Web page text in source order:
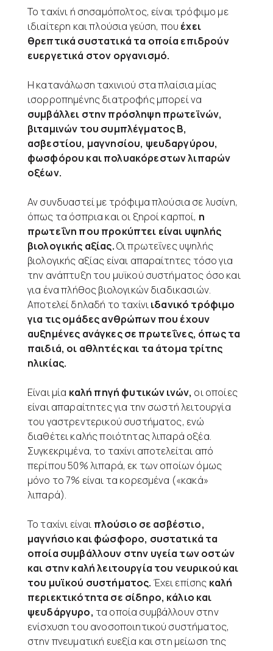
Το ταχίνι ή σησαμόπολτος, είναι τρόφιμο με
ιδιαίτερη και πλούσια γεύση, που έχει
θρεπτικά συστατικά τα οποία επιδρούν
ευεργετικά στον οργανισμό.
Η κατανάλωση ταχινιού στα πλαίσια μίας
ισορροπημένης διατροφής μπορεί να
συμβάλλει στην πρόσληψη πρωτεϊνών,
βιταμινών του συμπλέγματος Β,
ασβεστίου, μαγνησίου, ψευδαργύρου,
φωσφόρου και πολυακόρεστων λιπαρών
οξέων.
Αν συνδυαστεί με τρόφιμα πλούσια σε λυσίνη,
όπως τα όσπρια και οι ξηροί καρποί, η
πρωτεΐνη που προκύπτει είναι υψηλής
βιολογικής αξίας.Οι πρωτεΐνες υψηλής
βιολογικής αξίας είναι απαραίτητες τόσο για
την ανάπτυξη του μυϊκού συστήματος όσο και
για ένα πλήθος βιολογικών διαδικασιών.
Αποτελεί δηλαδή το ταχίνιιδανικό τρόφιμο
για τις ομάδες ανθρώπων που έχουν
αυξημένες ανάγκες σε πρωτεΐνες, όπως τα
παιδιά, οι αθλητές και τα άτομα τρίτης
ηλικίας.
Είναι μία καλή πηγή φυτικών ινών, οι οποίες
είναι απαραίτητες για την σωστή λειτουργία
του γαστρεντερικού συστήματος, ενώ
διαθέτει καλής ποιότητας λιπαρά οξέα.
Συγκεκριμένα, το ταχίνι αποτελείται από
περίπου 50% λιπαρά, εκ των οποίων όμως
μόνο το 7% είναι τα κορεσμένα («κακά»
λιπαρά).
Το ταχίνι είναι πλούσιο σε ασβέστιο,
μαγνήσιο και φώσφορο, συστατικά τα
οποία συμβάλλουν στην υγεία των οστών
και στην καλή λειτουργία του νευρικού και
του μυϊκού συστήματος. Έχει επίσης καλή
περιεκτικότητα σε σίδηρο, κάλιο και
ψευδάργυρο, τα οποία συμβάλλουν στην
ενίσχυση του ανοσοποιητικού συστήματος,
στην πνευματική ευεξία και στη μείωση της